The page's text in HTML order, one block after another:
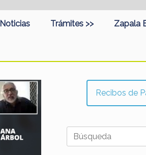
Noticias Trámites >> Zapala
Recibos de
Buscar: